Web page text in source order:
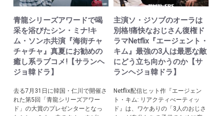
青龍シリーズアワードで喝
采を浴びたシン・ミナ!キ
ム・ソンホ共演『海街チャ
チャチャ』真夏にお勧めの
癒し系ラブコメ!【サランヘ
ジョ韓ドラ】
去る7月31日に韓国・仁川で開催さ
れた第5回「青龍シリーズアワー
ド」の大賞のプレゼンターとなっ
主演ソ・ジソブのオーラは
別格!痛快なおじさん復権ド
ラマNetflix『エージェント・
キム』最強の3人は最悪な敵
にどう立ち向かうのか【サ
ランヘジョ韓ドラ】
Netflix配信ヒット作『エージェン
ト・キム: リアクティべーティッ
ド』は、ワケありの「3人のおじさ